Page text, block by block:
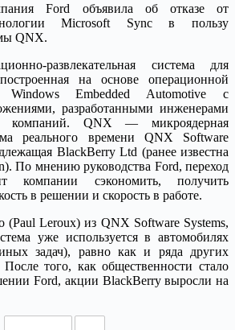
Ford объявила об отказе от
Microsoft Sync в пользу
QNX.
развлекательная система для
на основе операционной
Windows Embedded Automotive с
разработанными инженерами
компаний. QNX — микроядерная
реального времени QNX Software
BlackBerry Ltd (ранее известна
По мнению руководства Ford, переход
компании сэкономить, получить
в решении и скорость в работе.
Leroux) из QNX Software Systems,
уже используется в автомобилях
задач), равно как и ряда других
После того, как общественности стало
Ford, акции BlackBerry выросли на